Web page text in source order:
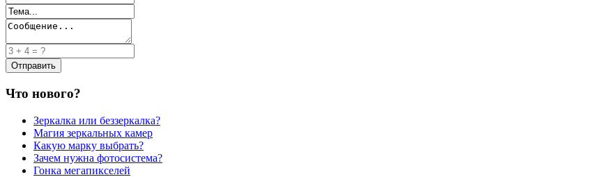
Что нового?
Зеркалка или беззеркалка?
Магия зеркальных камер
Какую марку выбрать?
Зачем нужна фотосистема?
Гонка мегапикселей